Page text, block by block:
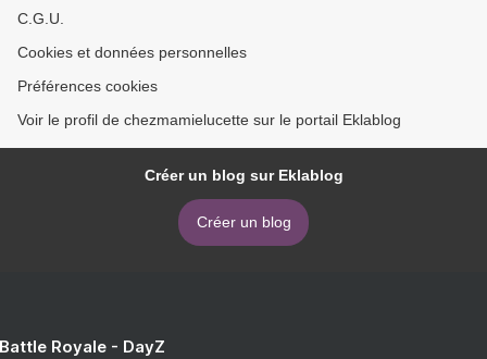
C.G.U.
Cookies et données personnelles
Préférences cookies
Voir le profil de chezmamielucette sur le portail Eklablog
Créer un blog sur Eklablog
Créer un blog
Royale - DayZ